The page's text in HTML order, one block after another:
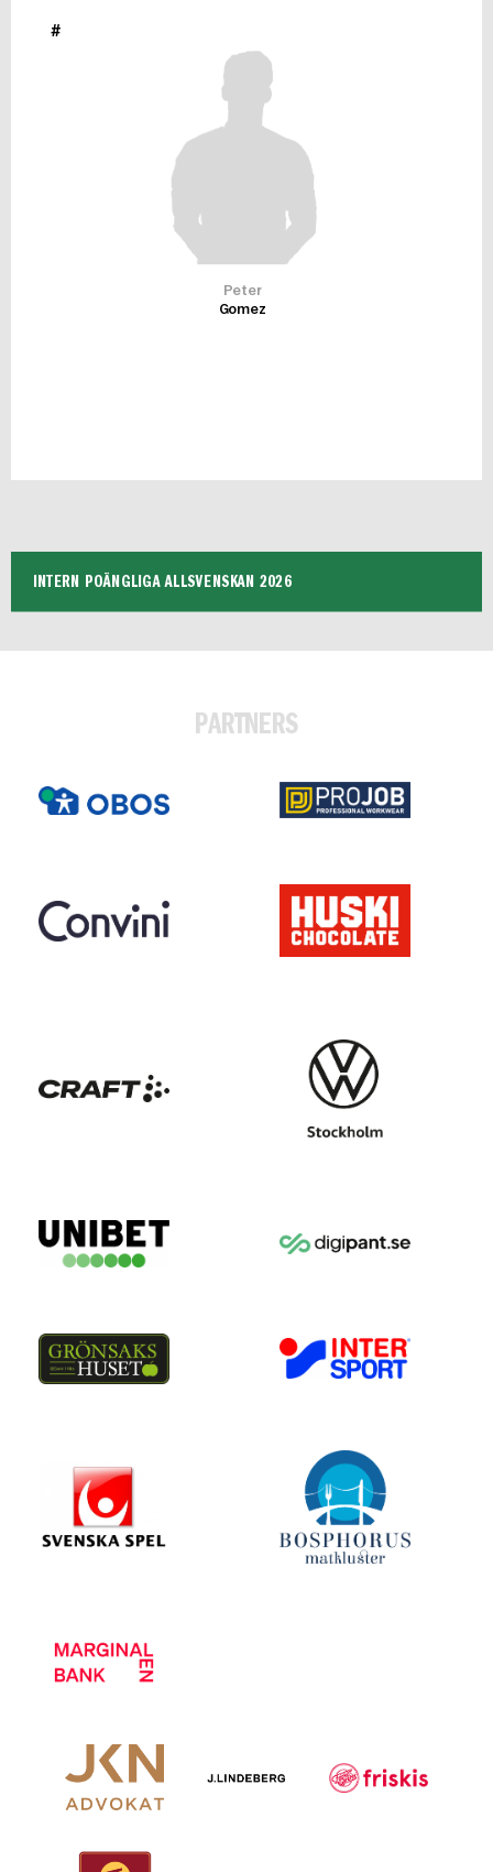
#
Peter
Gomez
INTERN POÄNGLIGA ALLSVENSKAN 2026
PARTNERS